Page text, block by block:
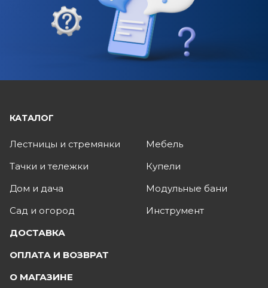
КАТАЛОГ
Лестницы и стремянки
Тачки и тележки
Дом и дача
Сад и огород
Мебель
Купели
Модульные бани
Инструмент
ДОСТАВКА
ОПЛАТА И ВОЗВРАТ
О МАГАЗИНЕ